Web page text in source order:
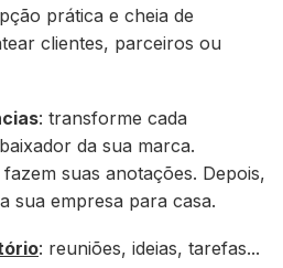
prática e cheia de
clientes, parceiros ou
: transforme cada
da sua marca.
suas anotações. Depois,
sua empresa para casa.
: reuniões, ideias, tarefas...